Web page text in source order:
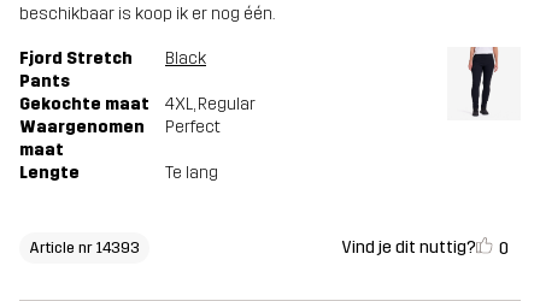
beschikbaar is koop ik er nog één.
Fjord Stretch
Pants
Black
Gekochte maat 4XL, Regular
Waargenomen
maat
Perfect
Lengte Te lang
Article nr 14393 Vind je dit nuttig? 0